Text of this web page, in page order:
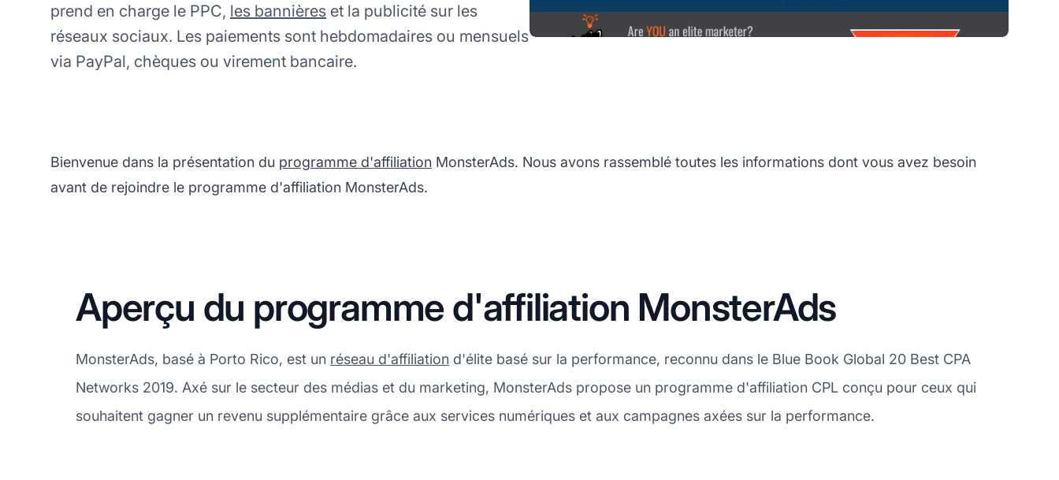
prend en charge le PPC, les bannières et la publicité sur les
réseaux sociaux. Les paiements sont hebdomadaires ou mensuels
via PayPal, chèques ou virement bancaire.
Bienvenue dans la présentation du programme d'affiliation MonsterAds. Nous avons rassemblé toutes les informations dont vous avez besoin
avant de rejoindre le programme d'affiliation MonsterAds.
Aperçu du programme d'affiliation MonsterAds
MonsterAds, basé à Porto Rico, est un réseau d'affiliation d'élite basé sur la performance, reconnu dans le Blue Book Global 20 Best CPA
Networks 2019. Axé sur le secteur des médias et du marketing, MonsterAds propose un programme d'affiliation CPL conçu pour ceux qui
souhaitent gagner un revenu supplémentaire grâce aux services numériques et aux campagnes axées sur la performance.